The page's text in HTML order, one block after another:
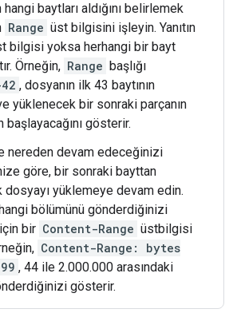
hangi baytları aldığını belirlemek
Range üst bilgisini işleyin. Yanıtın
bilgisi yoksa herhangi bir bayt
Örneğin, Range başlığı
, dosyanın ilk 43 baytının
ve yüklenecek bir sonraki parçanın
başlayacağını gösterir.
nereden devam edeceğinizi
göre, bir sonraki bayttan
dosyayı yüklemeye devam edin.
bölümünü gönderdiğinizi
bir Content-Range üstbilgisi
Content-Range: bytes
, 44 ile 2.000.000 arasındaki
gösterir.